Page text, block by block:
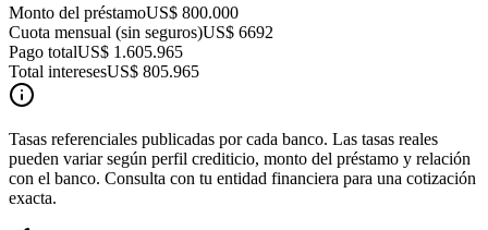
Monto del préstamoUS$ 800.000
Cuota mensual (sin seguros)US$ 6692
Pago totalUS$ 1.605.965
Total interesesUS$ 805.965
Tasas referenciales publicadas por cada banco. Las tasas reales
pueden variar según perfil crediticio, monto del préstamo y relación
con el banco. Consulta con tu entidad financiera para una cotización
exacta.